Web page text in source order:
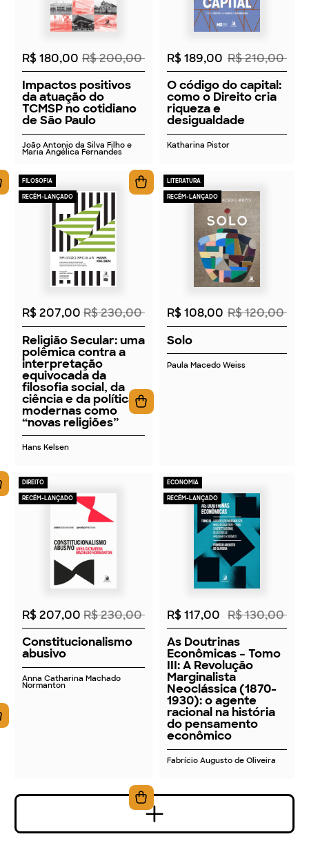
R$ 180,00 R$ 200,00
Impactos positivos
da atuação do
TCMSP no cotidiano
de São Paulo
João Antonio da Silva Filho e
Maria Angélica Fernandes
R$ 189,00 R$ 210,00
O código do capital:
como o Direito cria
riqueza e
desigualdade
Katharina Pistor
FILOSOFIA
RECÉM-LANÇADO
2026
R$ 207,00 R$ 230,00
Religião Secular: uma
polêmica contra a
interpretação
equivocada da
filosofia social, da
ciência e da política
modernas como
“novas religiões”
Hans Kelsen
LITERATURA
RECÉM-LANÇADO
2026
R$ 108,00 R$ 120,00
Solo
Paula Macedo Weiss
DIREITO
RECÉM-LANÇADO
2026
R$ 207,00 R$ 230,00
Constitucionalismo
abusivo
Anna Catharina Machado
Normanton
ECONOMIA
RECÉM-LANÇADO
2026
R$ 117,00 R$ 130,00
As Doutrinas
Econômicas – Tomo
III: A Revolução
Marginalista
Neoclássica (1870-
1930): o agente
racional na história
do pensamento
econômico
Fabrício Augusto de Oliveira